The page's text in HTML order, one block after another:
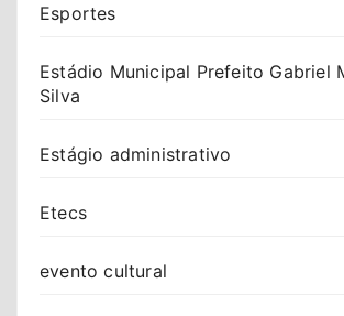
Esportes
Estádio Municipal Prefeito Gabriel
Silva
Estágio administrativo
Etecs
evento cultural